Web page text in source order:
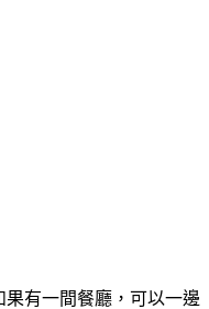
有一間餐廳，可以一邊